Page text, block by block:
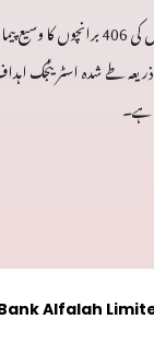
بینک الفلاح لمیٹڈ پاکستان میں کام کرنے
طے شدہ اسٹریٹجک
ہے۔
Alfalah